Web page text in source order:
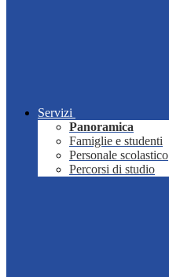
Servizi
Panoramica
Famiglie e studenti
Personale scolastico
Percorsi di studio